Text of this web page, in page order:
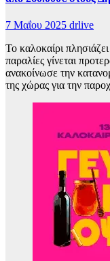
7 Μαΐου 2025 drlive
Το καλοκαίρι
παραλίες γίνεται
ανακοίνωσε την
της χώρας για την